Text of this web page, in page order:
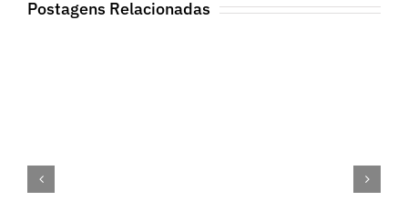
Postagens Relacionadas